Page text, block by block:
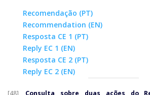
Recomendação (PT)
Recommendation (EN)
Resposta CE 1 (PT)
Reply EC 1 (EN)
Resposta CE 2 (PT)
Reply EC 2 (EN)